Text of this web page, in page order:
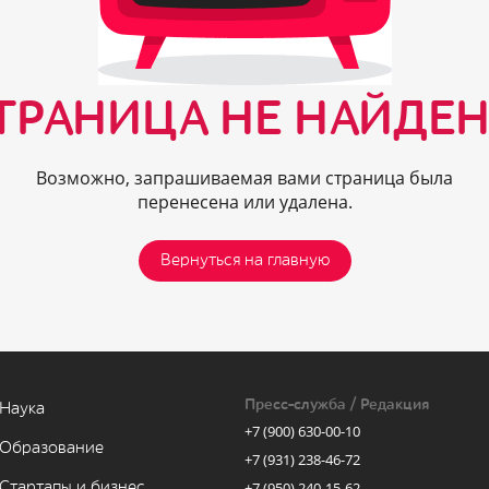
НЕ
Возможно, запрашиваемая вами страница была
перенесена или удалена.
Вернуться на главную
Наука
Образование
Пресс-служба / Редакция
+7 (900) 630-00-10
+7 (931) 238-46-72